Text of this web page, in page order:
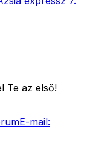
Te az első!
E-mail: